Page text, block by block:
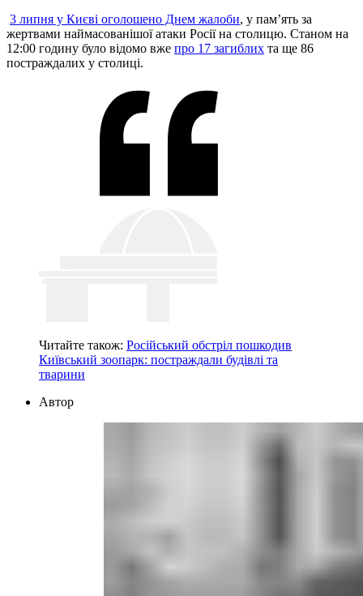
3 липня у Києві оголошено Днем жалоби, у памʼять за
жертвами наймасованішої атаки Росії на столицю. Станом на
12:00 годину було відомо вже про 17 загиблих та ще 86
постраждалих у столиці.
Читайте також: Російський обстріл пошкодив
Київський зоопарк: постраждали будівлі та
тварини
Автор